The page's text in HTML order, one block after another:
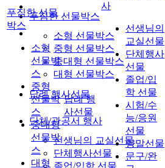
푸짐한 선물박스
소형 선물박스
중형 선물박스
중대형 선물박스
대형 선물박스
답례 행사선물
단체/관공서 행사
선생님의 교실선물
단체행사선물
졸업/입학 선물
푸짐한 선물
박스
소형
선물박
스
중형
선물박
스
중대형
선물박
스
대형
답례 행
사선물
사
선생님의
교실선물
단체행사
선물
졸업/입
학 선물
시험/수
능/응원
선물
양말선물
문구/완